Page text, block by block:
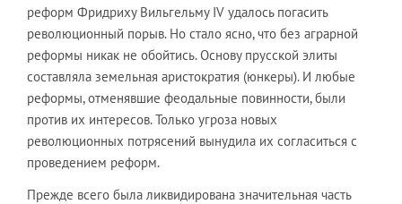
реформ Фридриху Вильгельму IV удалось погасить
революционный порыв. Но стало ясно, что без аграрной
реформы никак не обойтись. Основу прусской элиты
составляла земельная аристократия (юнкеры). И любые
реформы, отменявшие феодальные повинности, были
против их интересов. Только угроза новых
революционных потрясений вынудила их согласиться с
проведением реформ.
Прежде всего была ликвидирована значительная часть